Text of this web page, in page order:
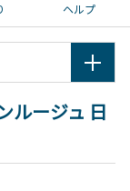
ヘルプ
ルージュ 日